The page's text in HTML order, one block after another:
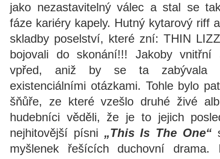
jako nezastavitelný válec a stal se
fáze kariéry kapely. Hutný kytarový riff
skladby poselství, které zní: THIN
bojovali do skonání!!! Jakoby vnitřní
vpřed, aniž by se ta zabývala
existenciálními otázkami. Tohle bylo
šňůře, ze které vzešlo druhé živé
hudebníci věděli, že je to jejich
nejhitovější písni „This Is The One“
myšlenek řešících duchovní